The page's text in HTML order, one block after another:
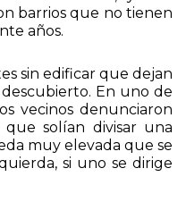
desde donde se
Avellaneda, yendo
barrios que no tienen
sin edificar que dejan
En uno de
vecinos denunciaron
que solían divisar una
muy elevada que se
si uno se dirige